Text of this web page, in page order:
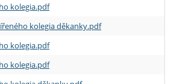
kolegia.pdf
kolegia děkanky.pdf
kolegia.pdf
kolegia.pdf